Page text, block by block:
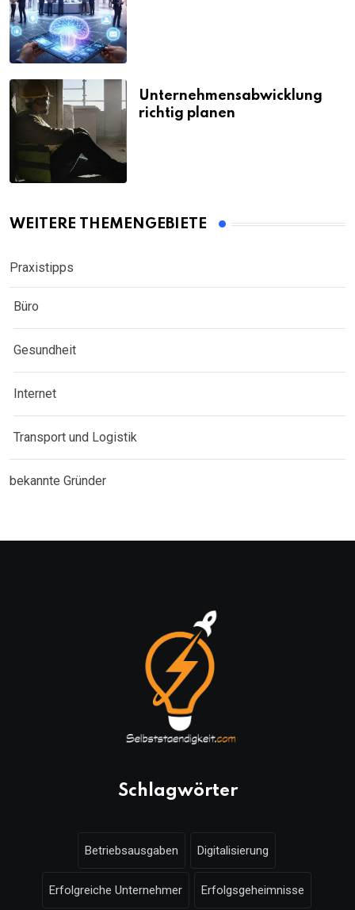
Unternehmensabwicklung
richtig planen
WEITERE THEMENGEBIETE
Praxistipps
Büro
Gesundheit
Internet
Transport und Logistik
bekannte Gründer
Schlagwörter
Betriebsausgaben Digitalisierung
Erfolgreiche Unternehmer Erfolgsgeheimnisse